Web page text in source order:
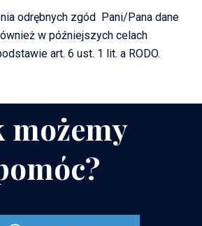
odrębnych zgód Pani/Pana dane
w późniejszych celach
art. 6 ust. 1 lit. a RODO.
możemy